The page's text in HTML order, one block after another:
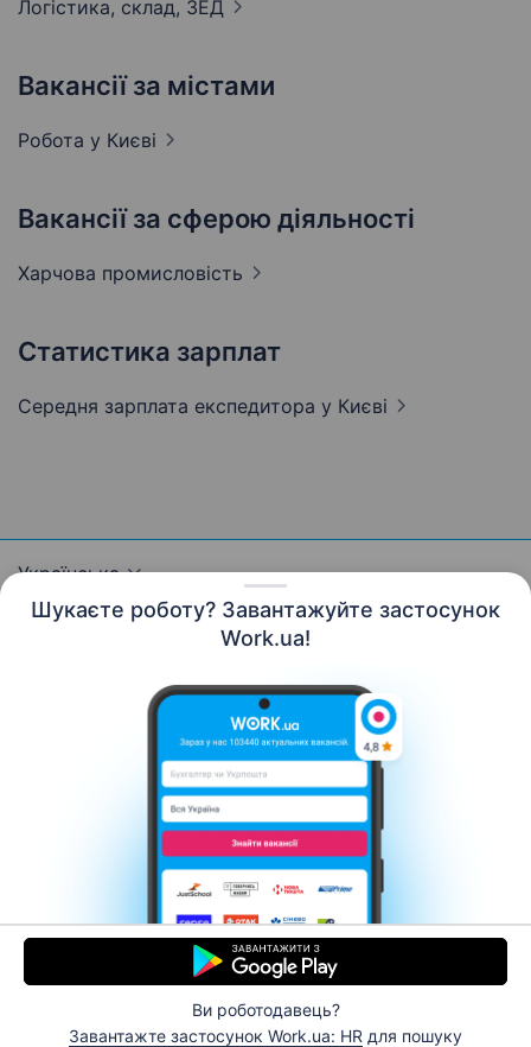
Шукаєте роботу? Завантажуйте застосунок
Work.ua!
Ви роботодавець?
Завантажте застосунок Work.ua: HR для пошуку
Логістика, склад, ЗЕД
Вакансії за містами
Робота у Києві
Вакансії за сферою діяльності
Харчова промисловість
Статистика зарплат
Середня зарплата експедитора у Києві
Українська
Контакти Про нас
Кар’єра
Новини Work.ua
Допомога Умови використання
Роботодавцю
© 2006–2026 Work.ua. Сервіс пошуку роботи №1 в